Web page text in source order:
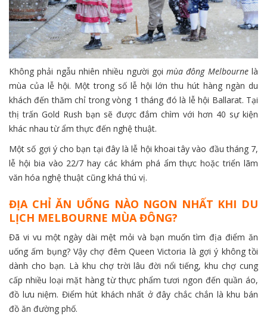
Không phải ngẫu nhiên nhiều người gọimùa đông Melbournelà
mùa của lễ hội. Một trong số lễ hội lớn thu hút hàng ngàn du
khách đến thăm chỉ trong vòng 1 tháng đó là lễ hội Ballarat. Tại
thị trấn Gold Rush bạn sẽ được đắm chìm với hơn 40 sự kiện
khác nhau từ ẩm thực đến nghệ thuật.
Một số gợi ý cho bạn tại đây là lễ hội khoai tây vào đầu tháng 7,
lễ hội bia vào 22/7 hay các khám phá ẩm thực hoặc triển lãm
văn hóa nghệ thuật cũng khá thú vị.
ĐỊA CHỈ ĂN UỐNG NÀO NGON NHẤT KHI DU
LỊCH MELBOURNE MÙA ĐÔNG?
Đã vi vu một ngày dài mệt mỏi và bạn muốn tìm địa điểm ăn
uống ấm bụng? Vậy chợ đêm Queen Victoria là gợi ý không tồi
dành cho bạn. Là khu chợ trời lâu đời nổi tiếng, khu chợ cung
cấp nhiều loại mặt hàng từ thực phẩm tươi ngon đến quần áo,
đồ lưu niệm. Điểm hút khách nhất ở đây chắc chắn là khu bán
đồ ăn đường phố.